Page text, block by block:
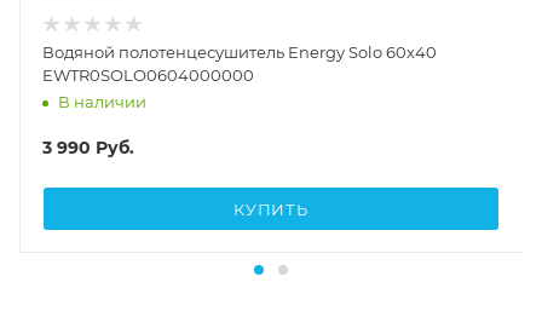
Водяной полотенцесушитель Energy Solo 60x40
EWTR0SOLO0604000000
В наличии
3 990 Руб.
КУПИТЬ